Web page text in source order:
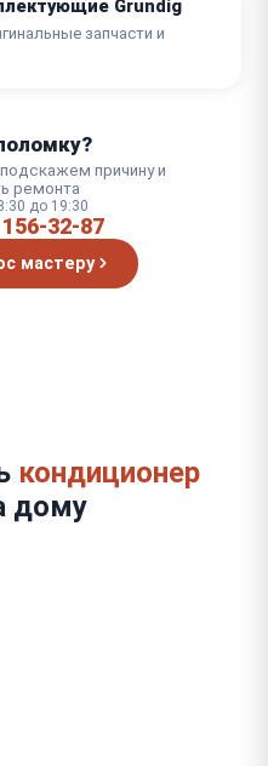
Grundig
запчасти и
причину и
ремонта
до 19:30
32-87
мастеру
кондиционер
дому